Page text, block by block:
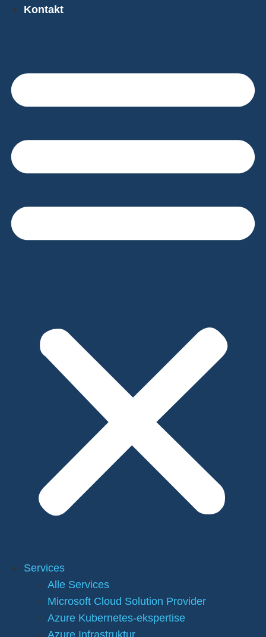
Kontakt
Services
Alle Services
Microsoft Cloud Solution Provider
Azure Kubernetes-ekspertise